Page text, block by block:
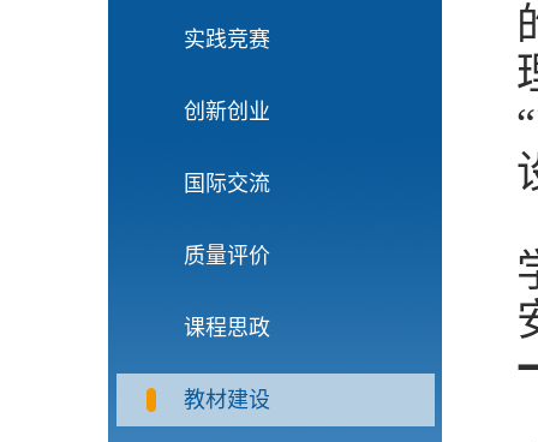
实践竞赛
创新创业
国际交流
质量评价
课程思政
教材建设